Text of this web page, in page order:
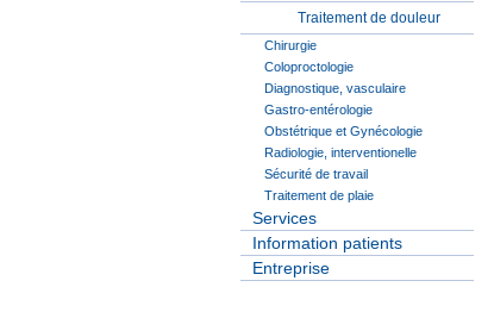
Traitement de douleur
Chirurgie
Coloproctologie
Diagnostique, vasculaire
Gastro-entérologie
Obstétrique et Gynécologie
Radiologie, interventionelle
Sécurité de travail
Traitement de plaie
Services
Information patients
Entreprise